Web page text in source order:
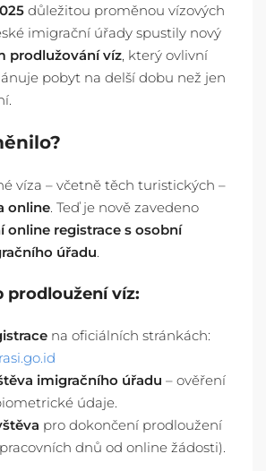
důležitou proměnou vízových
imigrační úřady spustily nový
prodlužování víz, který ovlivní
pobyt na delší dobu než jen
víza – včetně těch turistických –
online. Teď je nově zavedeno
online registrace s osobní
úřadu.
prodloužení víz:
na oficiálních stránkách:
imigračního úřadu – ověření
údaje.
pro dokončení prodloužení
dnů od online žádosti).